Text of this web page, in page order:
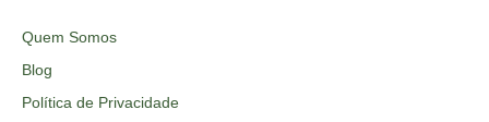
Quem Somos
Blog
Política de Privacidade